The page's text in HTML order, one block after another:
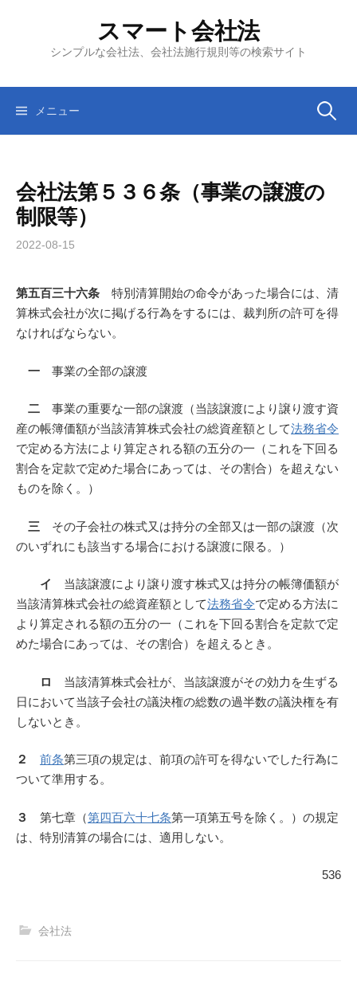
ツ
スマート会社法
シンプルな会社法、会社法施行規則等の検索サイト
メニュー 検
会社法第５３６条（事業の譲渡の
制限等）
2022-08-15
第五百三十六条 特別清算開始の命令があった場合には、清
算株式会社が次に掲げる行為をするには、裁判所の許可を得
なければならない。
一 事業の全部の譲渡
二 事業の重要な一部の譲渡（当該譲渡により譲り渡す資
産の帳簿価額が当該清算株式会社の総資産額として法務省令
で定める方法により算定される額の五分の一（これを下回る
割合を定款で定めた場合にあっては、その割合）を超えない
ものを除く。）
三 その子会社の株式又は持分の全部又は一部の譲渡（次
のいずれにも該当する場合における譲渡に限る。）
イ
当該譲渡により譲り渡す株式又は持分の帳簿価額が
当該清算株式会社の総資産額として法務省令で定める方法に
より算定される額の五分の一（これを下回る割合を定款で定
めた場合にあっては、その割合）を超えるとき。
ロ
当該清算株式会社が、当該譲渡がその効力を生ずる
日において当該子会社の議決権の総数の過半数の議決権を有
しないとき。
２ 前条第三項の規定は、前項の許可を得ないでした行為に
ついて準用する。
３ 第七章（第四百六十七条第一項第五号を除く。）の規定
は、特別清算の場合には、適用しない。
536
会社法